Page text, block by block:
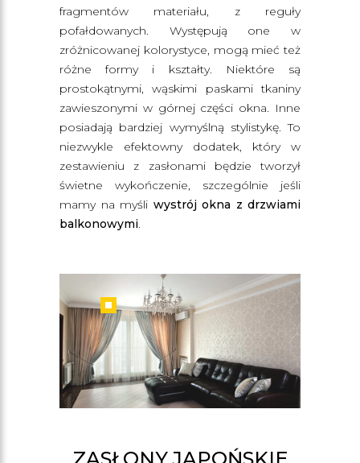
fragmentów materiału, z reguły
pofałdowanych. Występują one w
zróżnicowanej kolorystyce, mogą mieć też
różne formy i kształty. Niektóre są
prostokątnymi, wąskimi paskami tkaniny
zawieszonymi w górnej części okna. Inne
posiadają bardziej wymyślną stylistykę. To
niezwykle efektowny dodatek, który w
zestawieniu z zasłonami będzie tworzył
świetne wykończenie, szczególnie jeśli
mamy na myśli wystrój okna z drzwiami
balkonowymi